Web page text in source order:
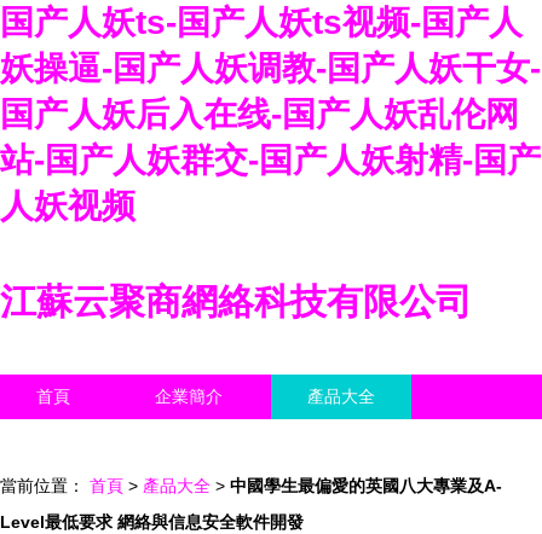
国产人妖ts-国产人妖ts视频-国产人
妖操逼-国产人妖调教-国产人妖干女-
国产人妖后入在线-国产人妖乱伦网
站-国产人妖群交-国产人妖射精-国产
人妖视频
江蘇云聚商網絡科技有限公司
首頁 企業簡介 產品大全
當前位置： 首頁 > 產品大全 > 中國學生最偏愛的英國八大專業及A-
Level最低要求 網絡與信息安全軟件開發